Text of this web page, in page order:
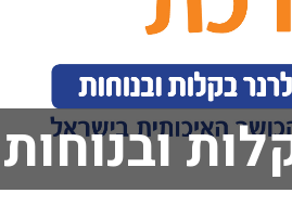
ובנוחות